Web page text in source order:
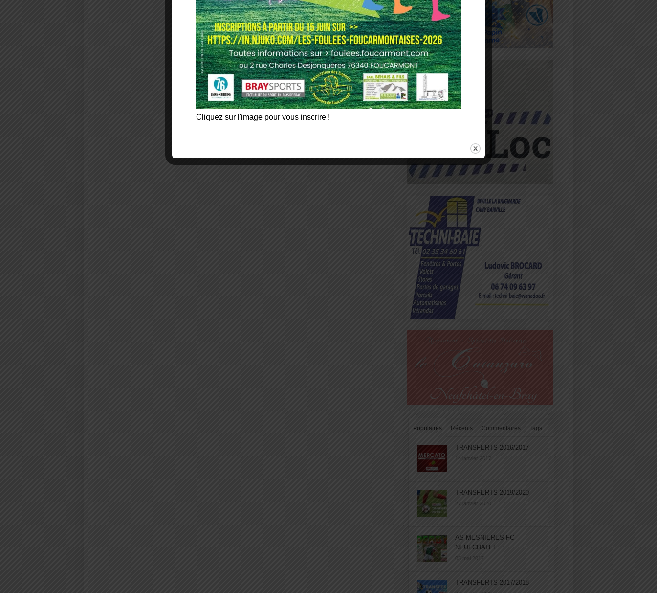
Populaires Récents Commentaires Tags
TRANSFERTS 2016/2017
14 janvier 2017
TRANSFERTS 2019/2020
27 janvier 2020
AS MESNIERES-FC
NEUFCHATEL
05 mai 2017
TRANSFERTS 2017/2018
Cliquez sur l'image pour vous inscrire !